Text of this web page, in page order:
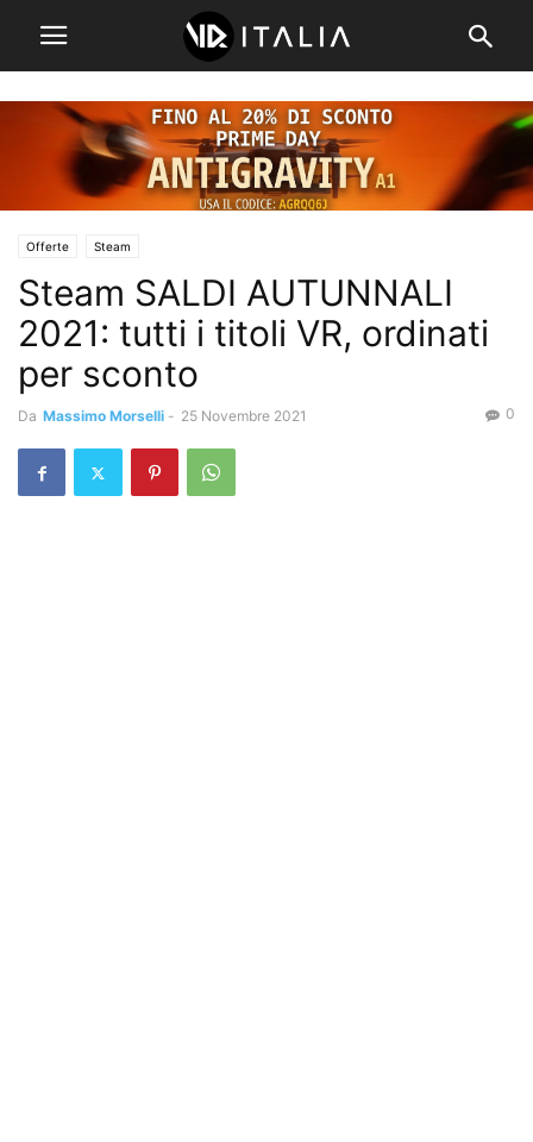
Offerte Steam
Steam SALDI AUTUNNALI
2021: tutti i titoli VR, ordinati
per sconto
Da Massimo Morselli - 25 Novembre 2021 0